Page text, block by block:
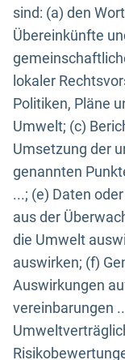
sind: (a) den
Übereinkünfte
lokaler
Politiken, Pläne
Umwelt; (c)
Umsetzung der
genannten
...; (e) Daten
aus der
die Umwelt
auswirken; (f)
Auswirkungen
vereinbarungen